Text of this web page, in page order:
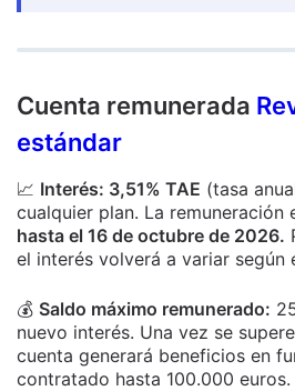
Cuenta remunerada
estándar
📈 Interés: 3,51% TAE (tasa
cualquier plan. La remuneración
hasta el 16 de octubre de 2026.
el interés volverá a variar según
💰 Saldo máximo remunerado:
nuevo interés. Una vez se
cuenta generará beneficios en
contratado hasta 100.000 euros.